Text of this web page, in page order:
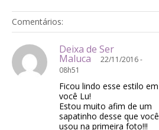
Comentários:
Deixa de Ser
Maluca
22/11/2016 -
08h51
Ficou lindo esse estilo em
você Lu!
Estou muito afim de um
sapatinho desse que você
usou na primeira foto!!!